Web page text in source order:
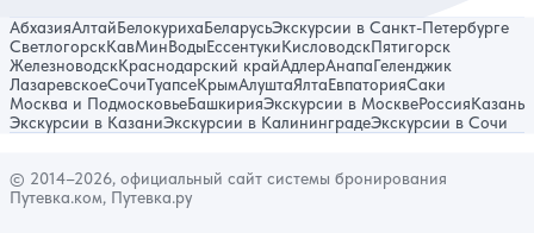
АбхазияАлтайБелокурихаБеларусьЭкскурсии в Санкт-Петербурге
СветлогорскКавМинВодыЕссентукиКисловодскПятигорск
ЖелезноводскКраснодарский крайАдлерАнапаГеленджик
ЛазаревскоеСочиТуапсеКрымАлуштаЯлтаЕвпаторияСаки
Москва и ПодмосковьеБашкирияЭкскурсии в МосквеРоссияКазань
Экскурсии в КазаниЭкскурсии в КалининградеЭкскурсии в Сочи
© 2014–2026, официальный сайт системы бронирования
Путевка.ком, Путевка.ру